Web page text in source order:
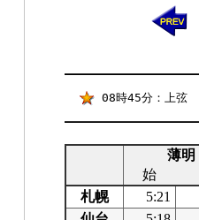
08時45分：上弦
薄明
始
札幌
5:21